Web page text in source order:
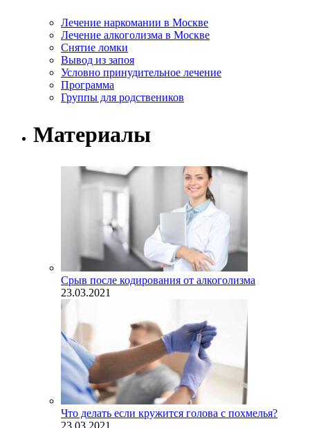
Лечение наркомании в Москве
Лечение алкоголизма в Москве
Снятие ломки
Вывод из запоя
Условно принудительное лечение
Программа
Группы для родствеников
Материалы
Срыв после кодирования от алкоголизма
23.03.2021
Что делать если кружится голова с похмелья?
23.03.2021